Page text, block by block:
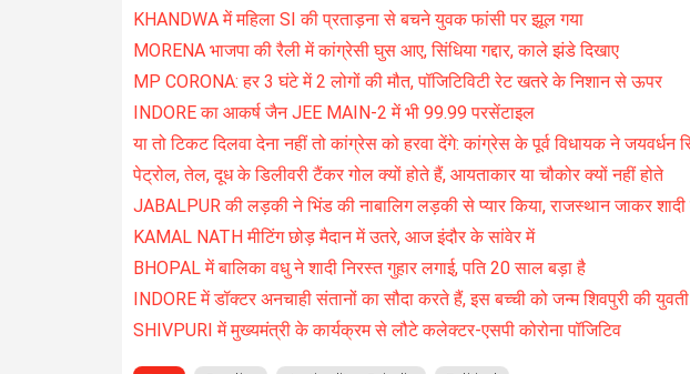
KHANDWA में महिला SI की प्रताड़ना से बचने युवक फांसी पर झूल गया
MORENA भाजपा की रैली में कांग्रेसी घुस आए, सिंधिया गद्दार, काले झंडे दिखाए
MP CORONA: हर 3 घंटे में 2 लोगों की मौत, पॉजिटिविटी रेट खतरे के निशान से ऊपर
INDORE का आकर्ष जैन JEE MAIN-2 में भी 99.99 परसेंटाइल
या तो टिकट दिलवा देना नहीं तो कांग्रेस को हरवा देंगे: कांग्रेस के पूर्व विधायक ने जयवर्धन
पेट्रोल, तेल, दूध के डिलीवरी टैंकर गोल क्यों होते हैं, आयताकार या चौकोर क्यों नहीं होते
JABALPUR की लड़की ने भिंड की नाबालिग लड़की से प्यार किया, राजस्थान जाकर
KAMAL NATH मीटिंग छोड़ मैदान में उतरे, आज इंदौर के सांवेर में
BHOPAL में बालिका वधु ने शादी निरस्त गुहार लगाई, पति 20 साल बड़ा है
INDORE में डॉक्टर अनचाही संतानों का सौदा करते हैं, इस बच्ची को जन्म शिवपुरी की युवती
SHIVPURI में मुख्यमंत्री के कार्यक्रम से लौटे कलेक्टर-एसपी कोरोना पॉजिटिव